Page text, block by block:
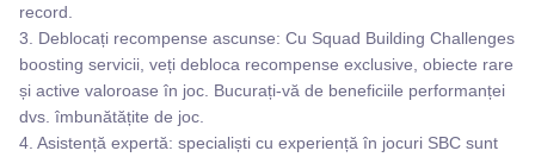
record.
3. Deblocați recompense ascunse: Cu Squad Building Challenges
boosting servicii, veți debloca recompense exclusive, obiecte rare
și active valoroase în joc. Bucurați-vă de beneficiile performanței
dvs. îmbunătățite de joc.
4. Asistență expertă: specialiști cu experiență în jocuri SBC sunt